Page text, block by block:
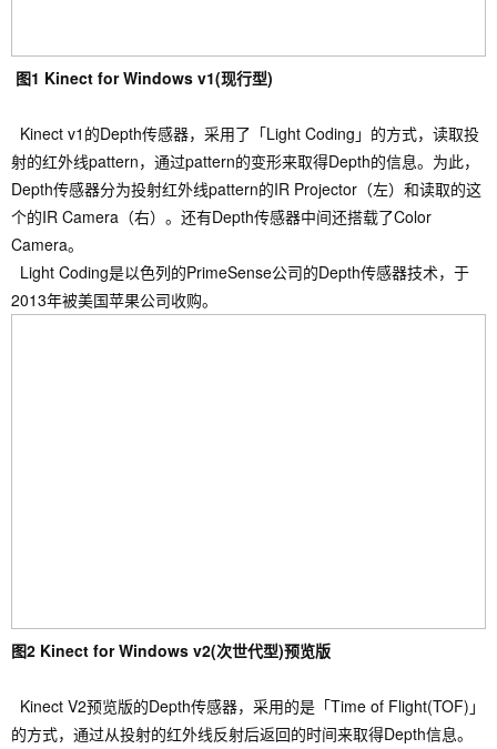
图1 Kinect for Windows v1(现行型)
Kinect v1的Depth传感器， 采用了 「Light Coding」的方式， 读取投
射的红外线pattern， 通过pattern的变形来取得Depth的信息。为此，
Depth传感器分为投射红外线pattern的IR Projector（左）和读取的这
个的IR Camera（右）。还有Depth传感器中间还搭载了Color
Camera。
Light Coding是以色列的PrimeSense公司的Depth传感器技术，于
2013年被美国苹果公司收购。
图2 Kinect for Windows v2(次世代型)预览版
Kinect V2预览版的Depth传感器，采用的是「Time of Flight(TOF)」
的方式，通过从投射的红外线反射后返回的时间来取得Depth信息。